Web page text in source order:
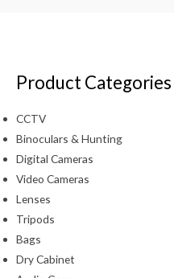
Product Categories
CCTV
Binoculars & Hunting
Digital Cameras
Video Cameras
Lenses
Tripods
Bags
Dry Cabinet